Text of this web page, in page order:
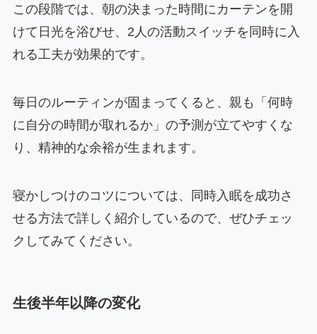
この段階では、朝の決まった時間にカーテンを開
けて日光を浴びせ、2人の活動スイッチを同時に入
れる工夫が効果的です。
毎日のルーティンが固まってくると、親も「何時
に自分の時間が取れるか」の予測が立てやすくな
り、精神的な余裕が生まれます。
寝かしつけのコツについては、同時入眠を成功さ
せる方法で詳しく紹介しているので、ぜひチェッ
クしてみてください。
生後半年以降の変化